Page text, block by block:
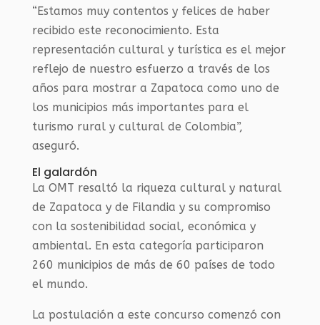
“Estamos muy contentos y felices de haber
recibido este reconocimiento. Esta
representación cultural y turística es el mejor
reflejo de nuestro esfuerzo a través de los
años para mostrar a Zapatoca como uno de
los municipios más importantes para el
turismo rural y cultural de Colombia”,
aseguró.
El galard​ón
​La OMT resaltó la riqueza cultural y natural
de Zapatoca y de Filandia y su compromiso
con la sostenibilidad social, económica y
ambiental. En esta categoría participaron
260 municipios de más de 60 países de todo
el mundo.
La postulación a este concurso comenzó con